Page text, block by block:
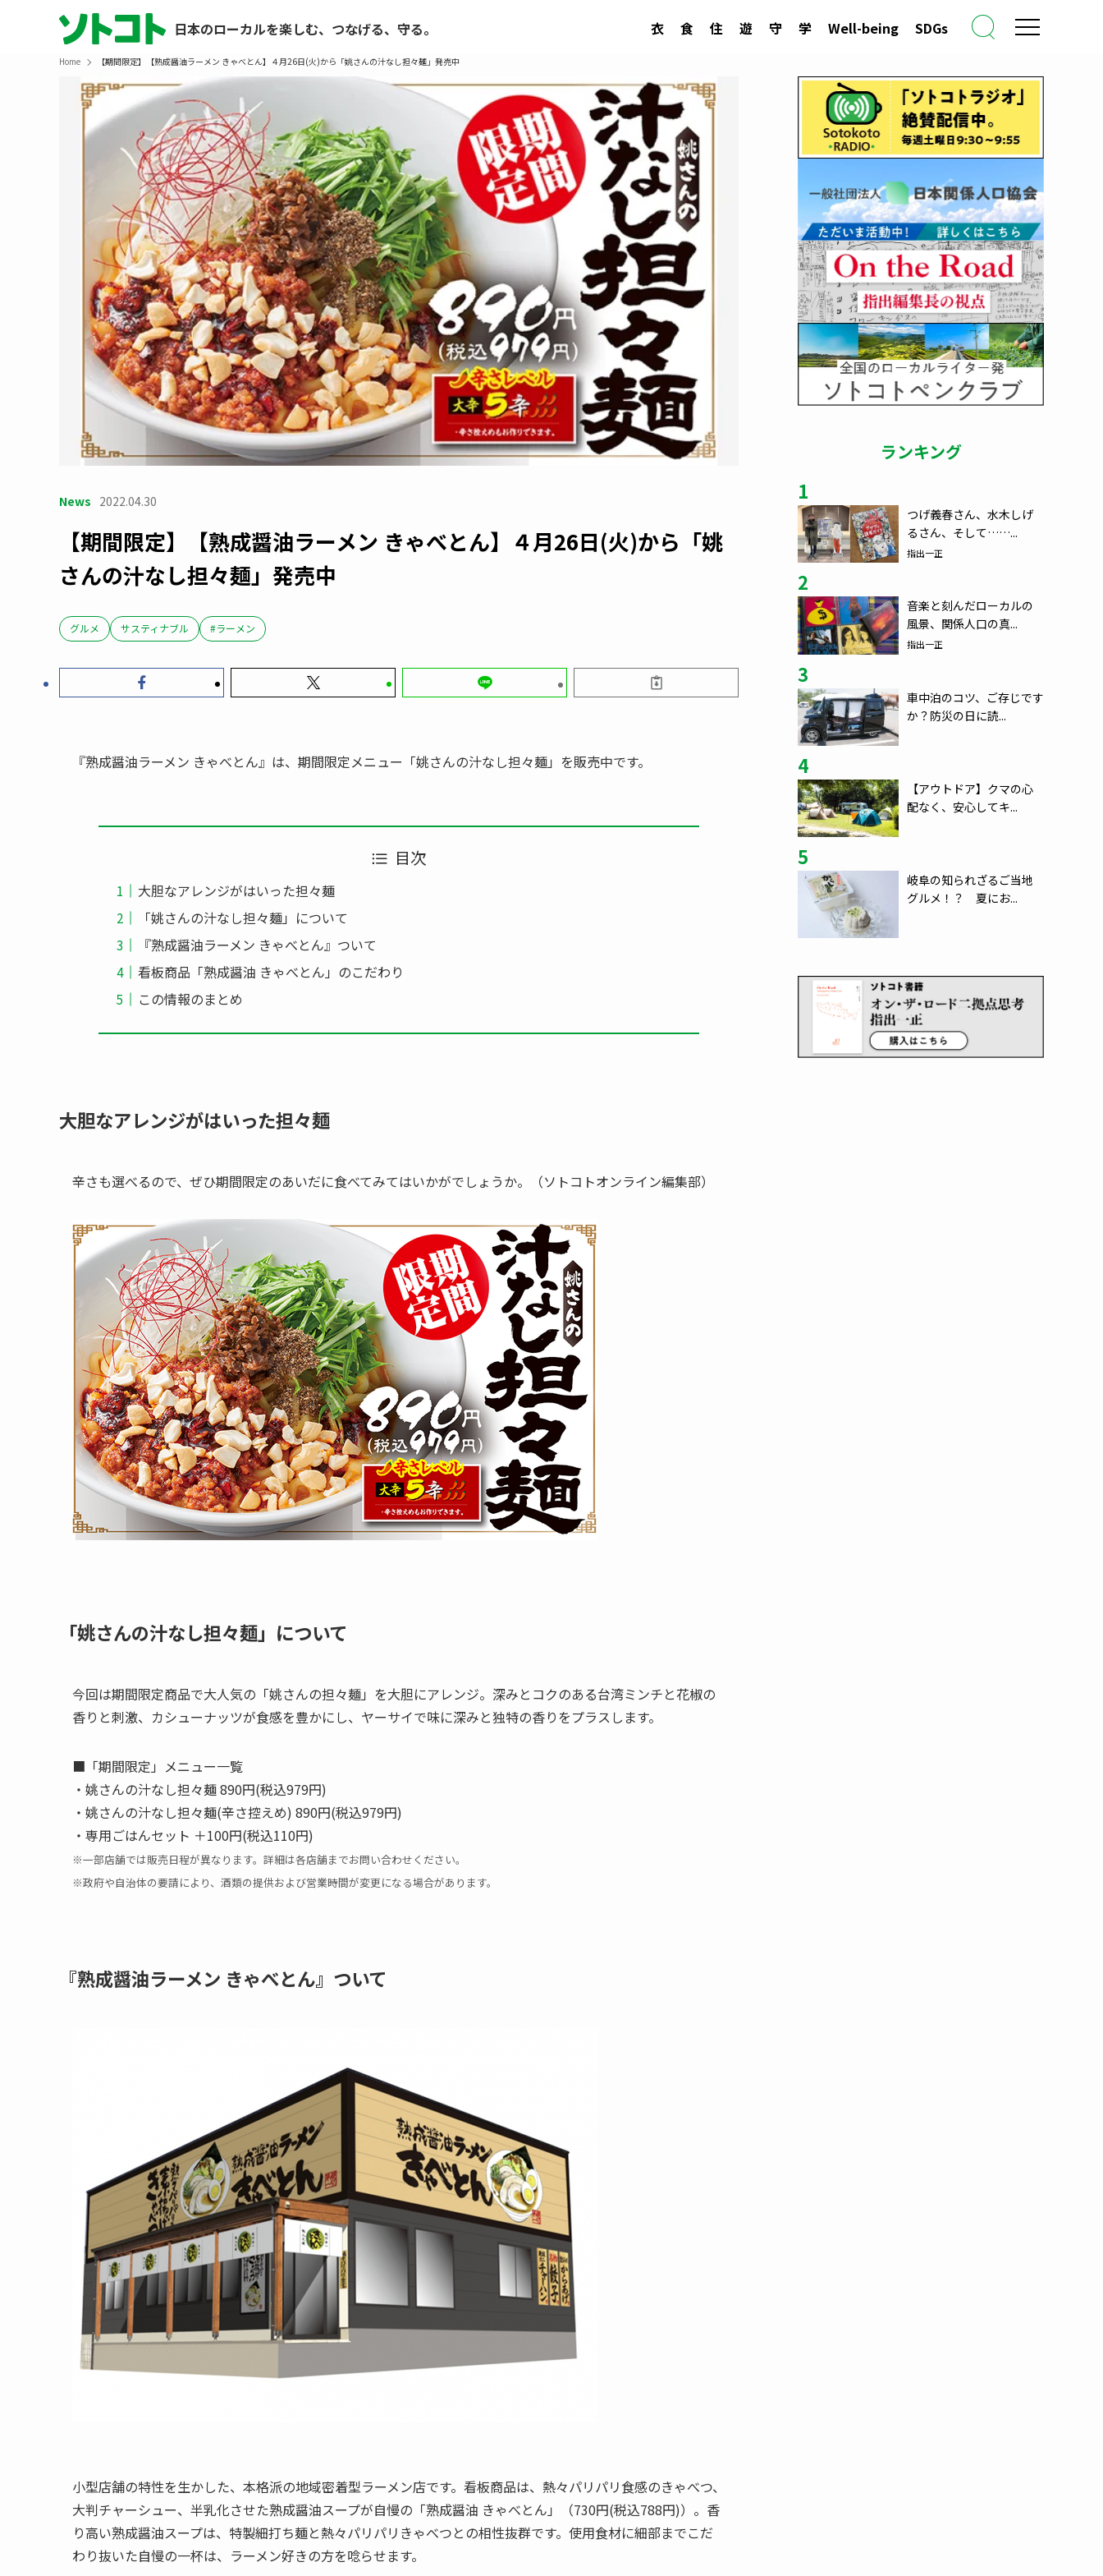
日本のローカルを楽しむ、つなげる、守る。 衣 食 住 遊 守 学 Well-being SDGs
Home 【期間限定】【熟成醤油ラーメン きゃべとん】４月26日(火)から「姚さんの汁なし担々麺」発売中
News 2022.04.30
【期間限定】【熟成醤油ラーメン きゃべとん】４月26日(火)から「姚
さんの汁なし担々麺」発売中
グルメ サスティナブル #ラーメン
『熟成醤油ラーメン きゃべとん』は、期間限定メニュー「姚さんの汁なし担々麺」を販売中です。
目次
大胆なアレンジがはいった担々麺
「姚さんの汁なし担々麺」について
『熟成醤油ラーメン きゃべとん』ついて
看板商品「熟成醤油 きゃべとん」のこだわり
この情報のまとめ
大胆なアレンジがはいった担々麺
辛さも選べるので、ぜひ期間限定のあいだに食べてみてはいかがでしょうか。（ソトコトオンライン編集部）
「姚さんの汁なし担々麺」について
今回は期間限定商品で大人気の「姚さんの担々麺」を大胆にアレンジ。深みとコクのある台湾ミンチと花椒の
香りと刺激、カシューナッツが食感を豊かにし、ヤーサイで味に深みと独特の香りをプラスします。
■「期間限定」メニュー一覧
・姚さんの汁なし担々麺 890円(税込979円)
・姚さんの汁なし担々麺(辛さ控えめ) 890円(税込979円)
・専用ごはんセット ＋100円(税込110円)
※一部店舗では販売日程が異なります。詳細は各店舗までお問い合わせください。
※政府や自治体の要請により、酒類の提供および営業時間が変更になる場合があります。
『熟成醤油ラーメン きゃべとん』ついて
小型店舗の特性を生かした、本格派の地域密着型ラーメン店です。看板商品は、熱々パリパリ食感のきゃべつ、
大判チャーシュー、半乳化させた熟成醤油スープが自慢の「熟成醤油 きゃべとん」（730円(税込788円)）。香
り高い熟成醤油スープは、特製細打ち麺と熱々パリパリきゃべつとの相性抜群です。使用食材に細部までこだ
わり抜いた自慢の一杯は、ラーメン好きの方を唸らせます。
ランキング
1
つげ義春さん、水木しげ
るさん、そして……...
指出一正
2
音楽と刻んだローカルの
風景、関係人口の真...
指出一正
3
車中泊のコツ、ご存じです
か？防災の日に読...
4
【アウトドア】クマの心
配なく、安心してキ...
5
岐阜の知られざるご当地
グルメ！？ 夏にお...